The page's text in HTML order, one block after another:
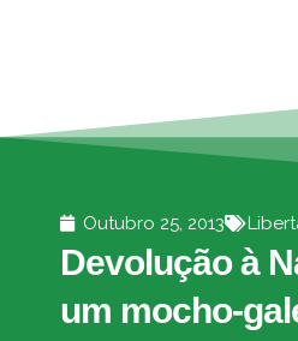
Outubro 25, 2013
Devolução à
um mocho-